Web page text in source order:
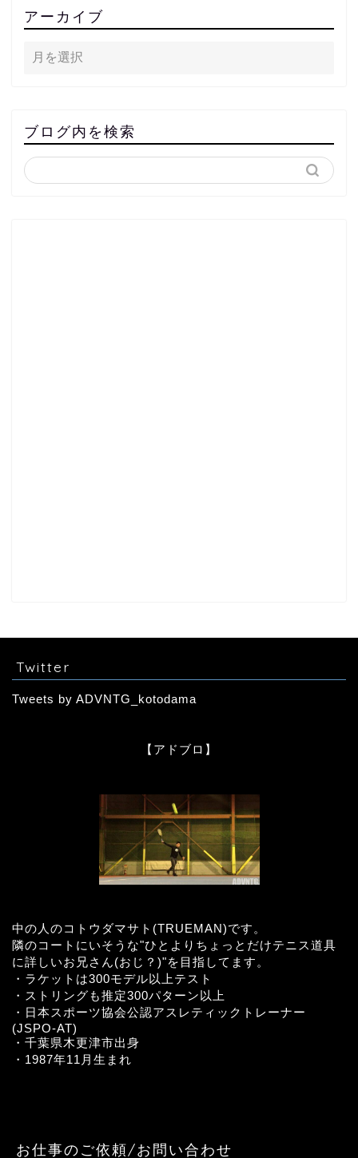
アーカイブ
ブログ内を検索
Twitter
Tweets by ADVNTG_kotodama
【アドブロ】
中の人のコトウダマサト(TRUEMAN)です。
隣のコートにいそうな"ひとよりちょっとだけテニス道具
に詳しいお兄さん(おじ？)"を目指してます。
・ラケットは300モデル以上テスト
・ストリングも推定300パターン以上
・日本スポーツ協会公認アスレティックトレーナー
(JSPO-AT)
・千葉県木更津市出身
・1987年11月生まれ
お仕事のご依頼/お問い合わせ